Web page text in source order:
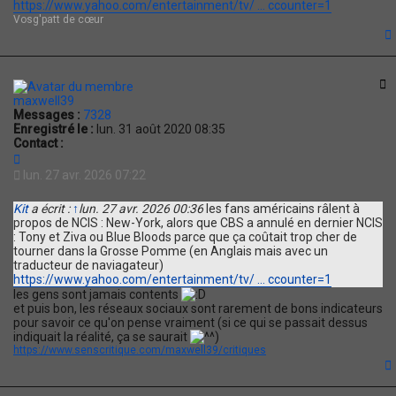
https://www.yahoo.com/entertainment/tv/ ... ccounter=1
Vosg'patt de cœur
maxwell39
Messages : 7328
Enregistré le : lun. 31 août 2020 08:35
Contact :
o
t
a
c
t
e
r
m
a
x
w
e
l
lun. 27 avr. 2026 07:22
Kita écrit : ↑lun. 27 avr. 2026 00:36les fans américains râlent à
propos de NCIS : New-York, alors que CBS a annulé en dernier NCIS
: Tony et Ziva ou Blue Bloods parce que ça coûtait trop cher de
tourner dans la Grosse Pomme (en Anglais mais avec un
traducteur de naviagateur)
https://www.yahoo.com/entertainment/tv/ ... ccounter=1
les gens sont jamais contents
et puis bon, les réseaux sociaux sont rarement de bons indicateurs
pour savoir ce qu'on pense vraiment (si ce qui se passait dessus
indiquait la réalité, ça se saurait
)
https://www.senscritique.com/maxwell39/critiques